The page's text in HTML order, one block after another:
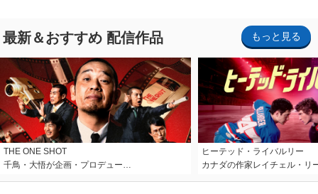
最新＆おすすめ 配信作品 もっと見る
THE ONE SHOT
千鳥・大悟が企画・プロデュー…
ヒーテッド・ライバルリー
カナダの作家レイチェル・リ